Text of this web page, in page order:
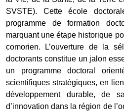
SVSTE). Cette école
programme de formation
marquant une étape historique
comorien. L’ouverture de la
doctorants constitue un jalon
un programme doctoral
scientifiques stratégiques, en
développement durable, de
d’innovation dans la région de